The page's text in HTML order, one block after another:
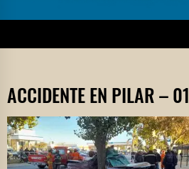
ACCIDENTE EN PILAR – 01